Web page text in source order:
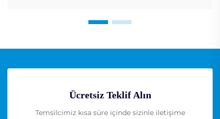
Ücretsiz Teklif Alın
Temsilcimiz kısa süre içinde sizinle iletişime